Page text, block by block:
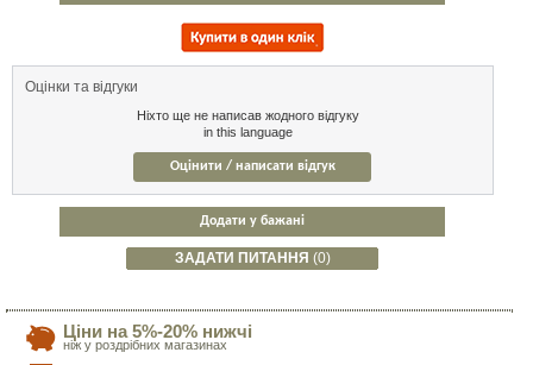
Оцінки та відгуки
Ніхто ще не написав жодного відгуку
in this language
Оцінити / написати відгук
Додати у бажані
ЗАДАТИ ПИТАННЯ (0)
Ціни на 5%-20% нижчі
ніж у роздрібних магазинах